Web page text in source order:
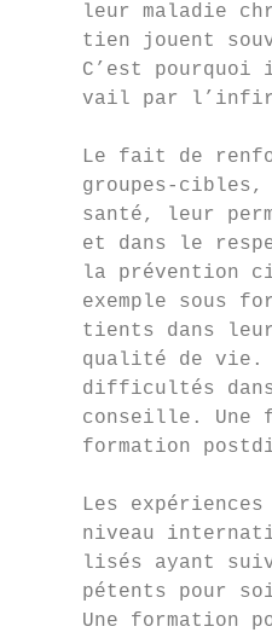
leur maladie
tien jouent
C’est pourquoi
vail par
Le fait de
groupes-
santé, leur
et dans le
la prévention
exemple sous
tients dans
qualité de
difficultés
conseille. Une
formation
Les
niveau
lisés ayant
pétents pour
Une formation